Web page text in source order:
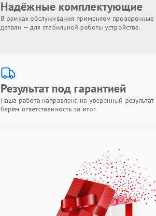
Надёжные комплектующие
В рамках обслуживания применяем проверенные
детали — для стабильной работы устройства.
Результат под гарантией
Наша работа направлена на уверенный
берём ответственность за итог.